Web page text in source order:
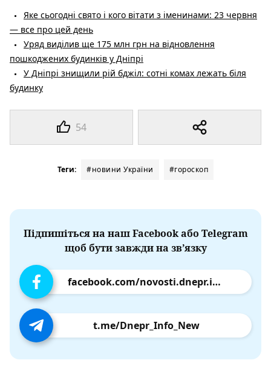
54
Яке сьогодні свято і кого вітати з іменинами: 23 червня
— все про цей день
Уряд виділив ще 175 млн грн на відновлення
пошкоджених будинків у Дніпрі
У Дніпрі знищили рій бджіл: сотні комах лежать біля
будинку
Теги: #новини України #гороскоп
Підпишіться на наш Facebook або Telegram
щоб бути завжди на зв’язку
facebook.com/novosti.dnepr.info
t.me/Dnepr_Info_New